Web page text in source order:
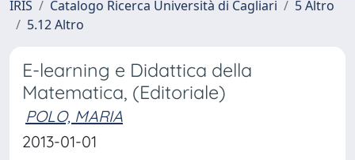
IRIS Catalogo Ricerca Università di Cagliari
5 Altro
5.12 Altro
E-learning e Didattica della
Matematica, (Editoriale)
POLO, MARIA
2013-01-01